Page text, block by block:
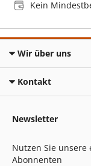
Kein
Wir über uns
Kontakt
Newsletter
Nutzen Sie
Abonnenten